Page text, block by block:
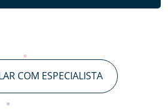
COM ESPECIALISTA